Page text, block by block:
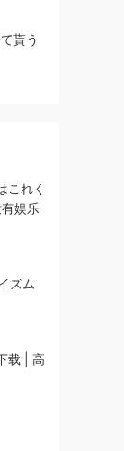
貰う
これく
娱乐
ズム
载 | 高